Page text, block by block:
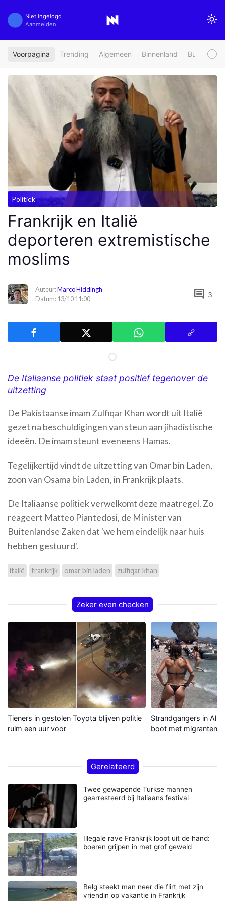
Niet ingelogd
Aanmelden
Voorpagina Trending Algemeen Binnenland Buitenland
Politiek
Frankrijk en Italië
deporteren extremistische
moslims
Auteur:Marco Hiddingh
Datum: 13/10 11:00
comment 3
De Italiaanse politiek staat positief tegenover de
uitzetting
De Pakistaanse imam Zulfiqar Khan wordt uit Italië
gezet na beschuldigingen van steun aan jihadistische
ideeën. De imam steunt eveneens Hamas.
Tegelijkertijd vindt de uitzetting van Omar bin Laden,
zoon van Osama bin Laden, in Frankrijk plaats.
De Italiaanse politiek verwelkomt deze maatregel. Zo
reageert Matteo Piantedosi, de Minister van
Buitenlandse Zaken dat 'we hem eindelijk naar huis
hebben gestuurd'.
italië frankrijk omar bin laden zulfiqar khan
Zeker even checken
Tieners in gestolen Toyota blijven politie
ruim een uur voor
Strandgangers in
boot met migranten
Gerelateerd
Twee gewapende Turkse mannen
gearresteerd bij Italiaans festival
Illegale rave Frankrijk loopt uit de hand:
boeren grijpen in met grof geweld
Belg steekt man neer die flirt met zijn
vriendin op vakantie in Frankrijk